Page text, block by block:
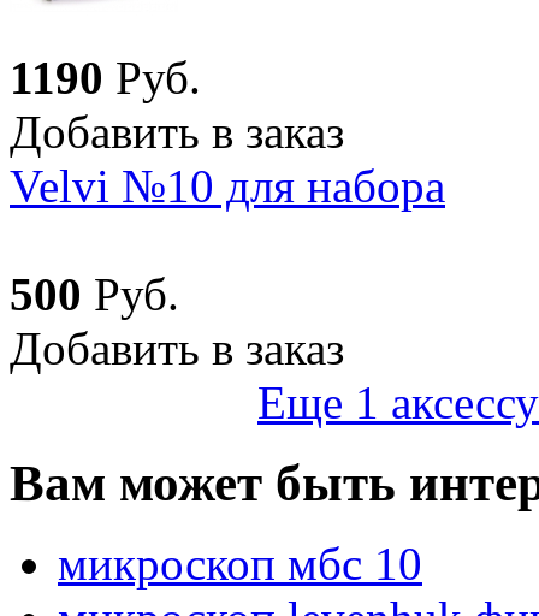
1190 Руб.
Добавить в заказ
Velvi №10 для набора
500 Руб.
Добавить в заказ
Еще 1
Вам может быть
микроскоп мбс 10